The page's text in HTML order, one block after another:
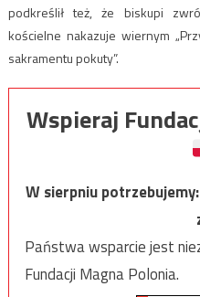
podkreślił też, że biskupi
kościelne nakazuje wiernym
sakramentu pokuty”.
Wspieraj
W sierpniu potrzebujemy:
Państwa wsparcie jest
Fundacji Magna Polonia.